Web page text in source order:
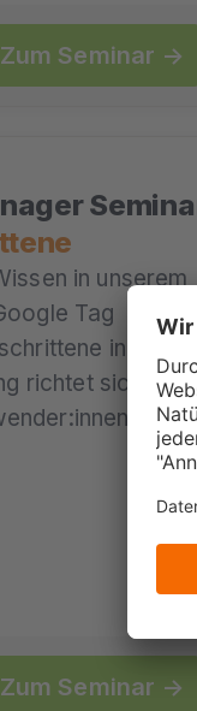
Zum Seminar →
in unserem
Tag
in MBA-
richtet sich an
und…
Zum Seminar →